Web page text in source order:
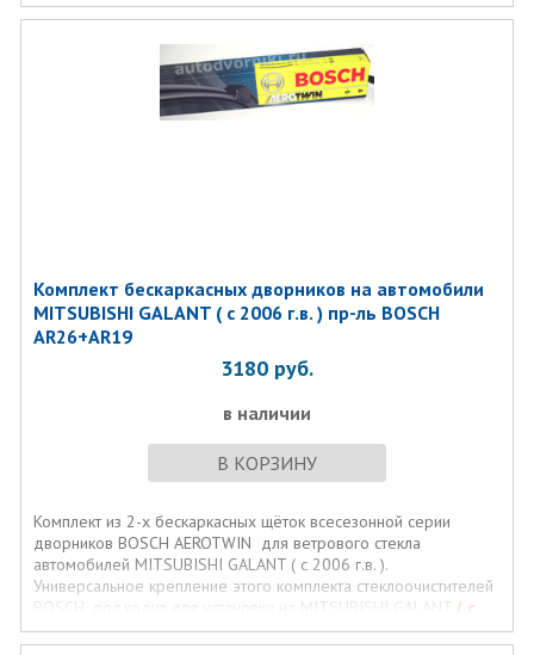
Комплект бескаркаcных дворников на автомобили
MITSUBISHI GALANT ( с 2006 г.в. ) пр-ль BOSCH
AR26+AR19
3180 руб.
в наличии
В КОРЗИНУ
Комплект из 2-х бескаркасных щёток всесезонной серии
дворников BOSCH AEROTWIN для ветрового стекла
автомобилей MITSUBISHI GALANT ( с 2006 г.в. ).
Универсальное крепление этого комплекта стеклоочистителей
BOSCH подходит для установки на MITSUBISHI GALANT ( с
2006 г.в. )